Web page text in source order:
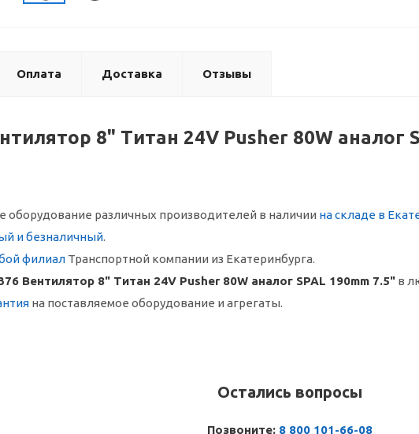
Оплата Доставка Отзывы
8" Титан 24V Pusher 80W аналог
оборудование различных производителей в наличии на складе в
и безналичный.
филиал Транспортной компании из Екатеринбурга.
Вентилятор 8" Титан 24V Pusher 80W аналог SPAL 190mm 7.5" в
на поставляемое оборудование и агрегаты.
Остались вопросы
Позвоните: 8 800 101-66-08